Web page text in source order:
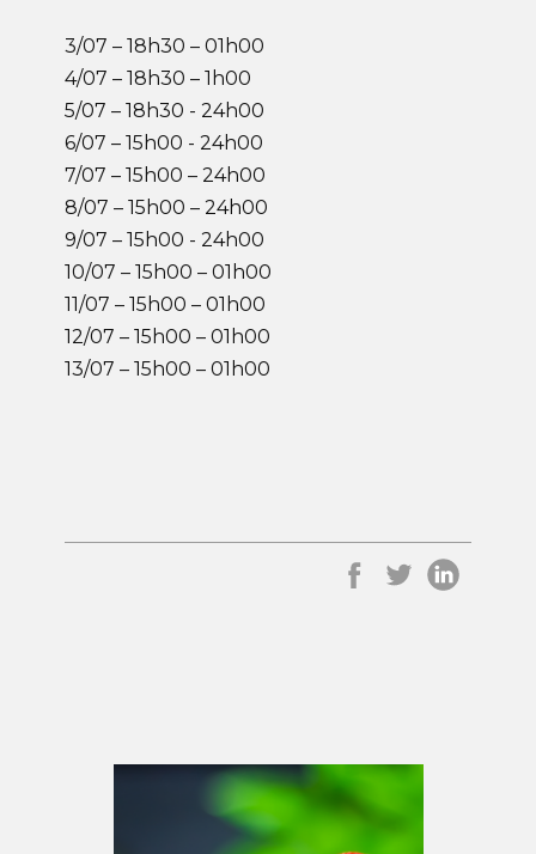
3/07 – 18h30 – 01h00
4/07 – 18h30 – 1h00
5/07 – 18h30 - 24h00
6/07 – 15h00 - 24h00
7/07 – 15h00 – 24h00
8/07 – 15h00 – 24h00
9/07 – 15h00 - 24h00
10/07 – 15h00 – 01h00
11/07 – 15h00 – 01h00
12/07 – 15h00 – 01h00
13/07 – 15h00 – 01h00